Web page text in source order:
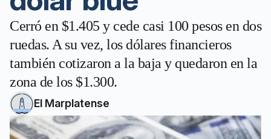
Cerró en $1.405 y cede casi 100 pesos en dos
ruedas. A su vez, los dólares financieros
también cotizaron a la baja y quedaron en la
zona de los $1.300.
El Marplatense